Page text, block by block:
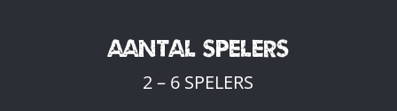
AANTAL SPELERS
2 – 6 SPELERS